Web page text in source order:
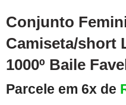
Conjunto
Camiseta/short
1000º Baile
Parcele em 6x de